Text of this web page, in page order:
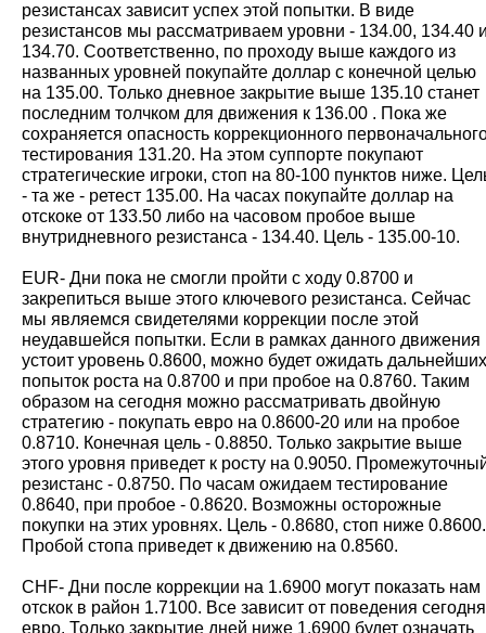
резистансах зависит успех этой попытки. В виде
резистансов мы рассматриваем уровни - 134.00, 134.40
134.70. Соответственно, по проходу выше каждого из
названных уровней покупайте доллар с конечной целью
на 135.00. Только дневное закрытие выше 135.10 станет
последним толчком для движения к 136.00 . Пока же
сохраняется опасность коррекционного
тестирования 131.20. На этом суппорте покупают
стратегические игроки, стоп на 80-100 пунктов ниже.
- та же - ретест 135.00. На часах покупайте доллар на
отскоке от 133.50 либо на часовом пробое выше
внутридневного резистанса - 134.40. Цель - 135.00-10.
EUR- Дни пока не смогли пройти с ходу 0.8700 и
закрепиться выше этого ключевого резистанса. Сейчас
мы являемся свидетелями коррекции после этой
неудавшейся попытки. Если в рамках данного движения
устоит уровень 0.8600, можно будет ожидать дальнейших
попыток роста на 0.8700 и при пробое на 0.8760. Таким
образом на сегодня можно рассматривать двойную
стратегию - покупать евро на 0.8600-20 или на пробое
0.8710. Конечная цель - 0.8850. Только закрытие выше
этого уровня приведет к росту на 0.9050.
резистанс - 0.8750. По часам ожидаем тестирование
0.8640, при пробое - 0.8620. Возможны осторожные
покупки на этих уровнях. Цель - 0.8680, стоп ниже 0.8600.
Пробой стопа приведет к движению на 0.8560.
CHF- Дни после коррекции на 1.6900 могут показать нам
отскок в район 1.7100. Все зависит от поведения сегодня
евро. Только закрытие дней ниже 1.6900 будет означать